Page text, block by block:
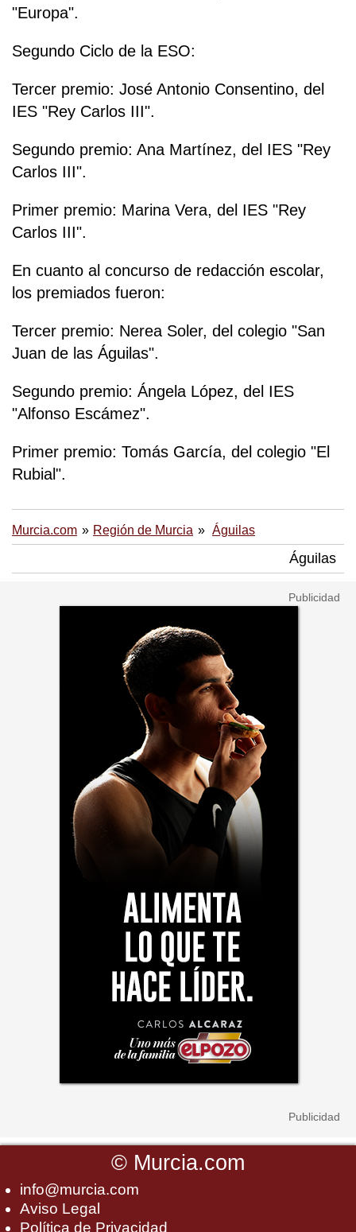
"Europa".
Segundo Ciclo de la ESO:
Tercer premio: José Antonio Consentino, del
IES "Rey Carlos III".
Segundo premio: Ana Martínez, del IES "Rey
Carlos III".
Primer premio: Marina Vera, del IES "Rey
Carlos III".
En cuanto al concurso de redacción escolar,
los premiados fueron:
Tercer premio: Nerea Soler, del colegio "San
Juan de las Águilas".
Segundo premio: Ángela López, del IES
"Alfonso Escámez".
Primer premio: Tomás García, del colegio "El
Rubial".
Murcia.com Región de Murcia Águilas
Águilas
© Murcia.com
info@murcia.com
Aviso Legal
Política de Privacidad